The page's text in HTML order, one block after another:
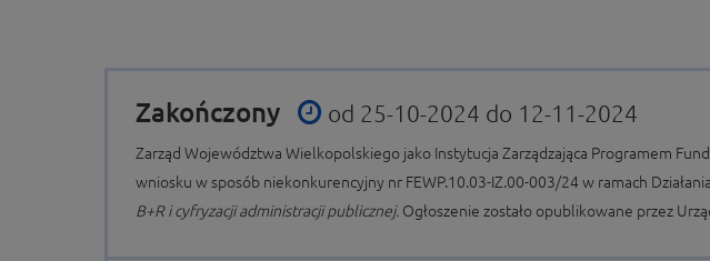
Zakończony od 25-10-2024 do 12-11-2024
Zarząd Województwa Wielkopolskiego jako Instytucja Zarządzająca Programem
wniosku w sposób niekonkurencyjny nr FEWP.10.03-IZ.00-003/24 w ramach
B+R i cyfryzacji administracji publicznej. Ogłoszenie zostało opublikowane przez